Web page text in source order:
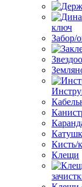
ключ
Забор/
Кисть/
Клещи